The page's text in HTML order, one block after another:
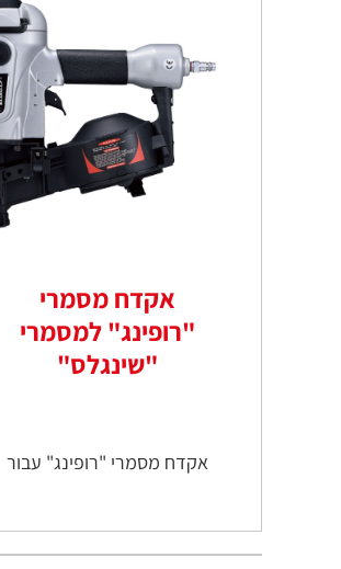
אקדח מסמרי
"רופינג" למסמרי
"שינגלס"
אקדח מסמרי "רופינג" עבור